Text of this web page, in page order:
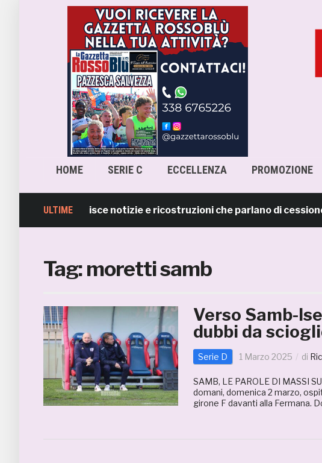
HOME SERIE C ECCELLENZA PROMOZIONE
ULTIME
Samb smentisce notizie e ricostruzioni che parlano di cessione
Tag:moretti samb
Verso Samb-
dubbi da
Serie D 1 Marzo 2025 di
SAMB, LE PAROLE DI MASSI
domani, domenica 2 marzo,
girone F davanti alla Fermana.